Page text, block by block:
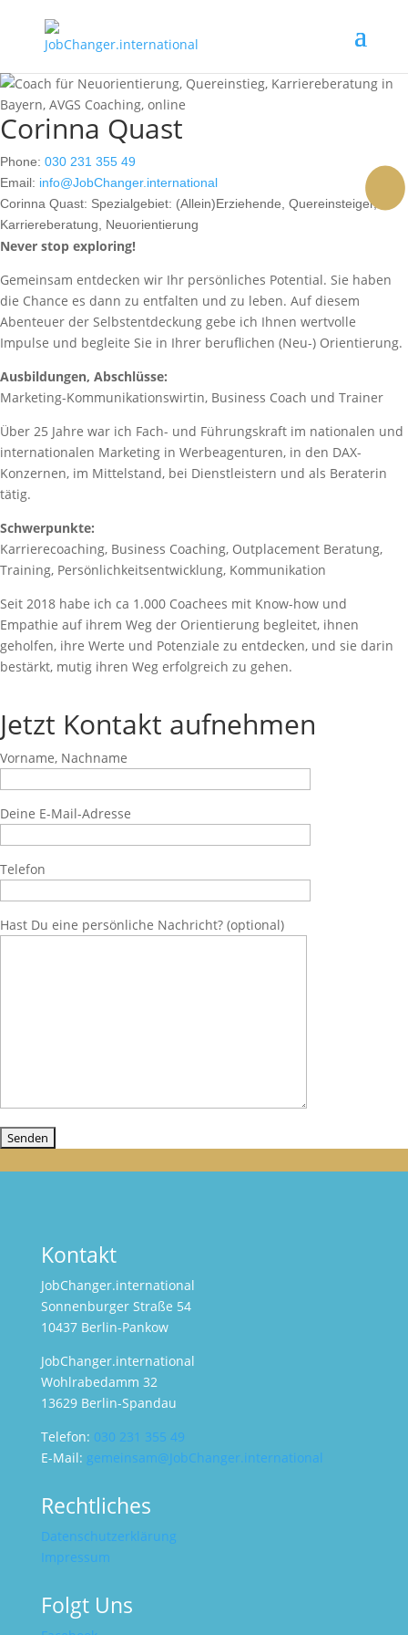
Corinna Quast
Phone: 030 231 355 49
Email: info@JobChanger.international
Corinna Quast: Spezialgebiet: (Allein)Erziehende, Quereinsteiger,
Karriereberatung, Neuorientierung
Never stop exploring!
Gemeinsam entdecken wir Ihr persönliches Potential. Sie haben
die Chance es dann zu entfalten und zu leben. Auf diesem
Abenteuer der Selbstentdeckung gebe ich Ihnen wertvolle
Impulse und begleite Sie in Ihrer beruflichen (Neu-) Orientierung.
Ausbildungen, Abschlüsse:
Marketing-Kommunikationswirtin, Business Coach und Trainer
Über 25 Jahre war ich Fach- und Führungskraft im nationalen und
internationalen Marketing in Werbeagenturen, in den DAX-
Konzernen, im Mittelstand, bei Dienstleistern und als Beraterin
tätig.
Schwerpunkte:
Karrierecoaching, Business Coaching, Outplacement Beratung,
Training, Persönlichkeitsentwicklung, Kommunikation
Seit 2018 habe ich ca 1.000 Coachees mit Know-how und
Empathie auf ihrem Weg der Orientierung begleitet, ihnen
geholfen, ihre Werte und Potenziale zu entdecken, und sie darin
bestärkt, mutig ihren Weg erfolgreich zu gehen.
Jetzt Kontakt aufnehmen
Vorname, Nachname
Deine E-Mail-Adresse
Telefon
Hast Du eine persönliche Nachricht? (optional)
Kontakt
JobChanger.international
Sonnenburger Straße 54
10437 Berlin-Pankow
JobChanger.international
Wohlrabedamm 32
13629 Berlin-Spandau
Telefon: 030 231 355 49
E-Mail: gemeinsam@JobChanger.international
Rechtliches
Datenschutzerklärung
Impressum
Folgt Uns